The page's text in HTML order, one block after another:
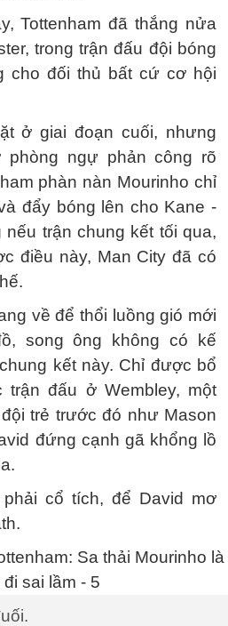
Tottenham đã thắng nửa
trong trận đấu đội bóng
cho đối thủ bất cứ cơ hội
ở giai đoạn cuối, nhưng
phòng ngự phản công rõ
phàn nàn Mourinho chỉ
đẩy bóng lên cho Kane -
trận chung kết tối qua,
điều này, Man City đã có
về để thổi luồng gió mới
song ông không có kế
kết này. Chỉ được bổ
trận đấu ở Wembley, một
trẻ trước đó như Mason
đứng cạnh gã khổng lồ
cổ tích, để David mơ